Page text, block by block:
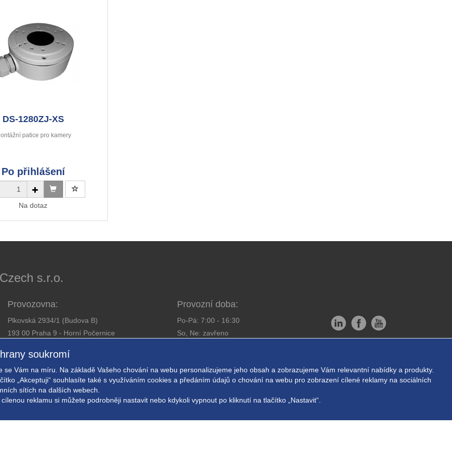
soukromí
se Vám na míru. Na základě Vašeho chování na webu personalizujeme jeho obsah a zobrazujeme Vám relevantní nabídky a produkty.
„Akceptuji“ souhlasíte také s využíváním cookies a předáním údajů o chování na webu pro zobrazení cílené reklamy na sociálních
sítích na dalších webech.
reklamu si můžete podrobněji nastavit nebo kdykoli vypnout po kliknutí na tlačítko „Nastavit“.
DS-1280ZJ-XS
patice pro kamery
Po přihlášení
Na dotaz
s.r.o.
Provozovna:
Plkovská 2934/1 (Budova B)
193 00 Praha 9 - Horní Počernice
Email:obchod@expressalarm.cz
Provozní doba:
Po-Pá: 7:00 - 16:30
So, Ne: zavřeno
Nastavení soukromí
Powered by ABRA E-shop